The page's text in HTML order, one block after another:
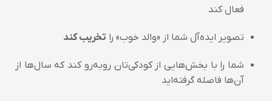
فعال کند
تصویر ایده‌آل شما از «والد خوب» را تخریب کند
شما را با بخش‌هایی از کودکی‌تان روبه‌رو کند که سال‌ها از
آن‌ها فاصله گرفته‌اید